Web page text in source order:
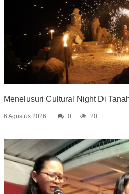
Menelusuri Cultural Night Di
6 Agustus 2026 0 20